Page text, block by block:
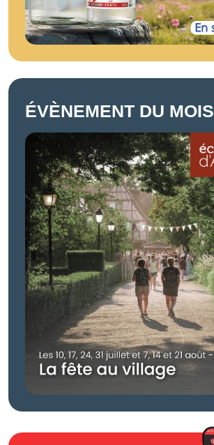
ÉVÈNEMENT DU MOIS